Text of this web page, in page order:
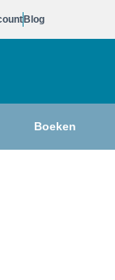
Blog
Boeken